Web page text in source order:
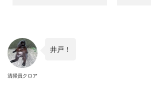
清掃員クロア
井戸！